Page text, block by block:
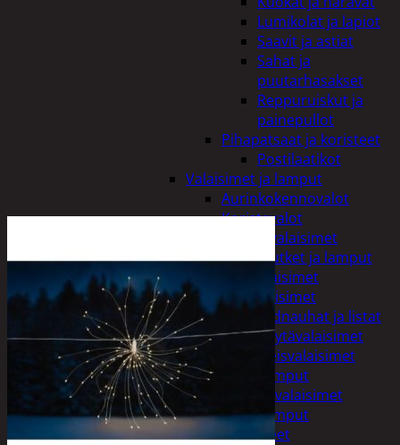
Lumikolat ja lapiot
Saavit ja astiat
Sahat ja
puutarhasakset
Reppuruiskut ja
painepullot
Pihapatsaat ja koristeet
Postilaatikot
Valaisimet ja lamput
Aurinkokennovalot
Koristevalot
Koristevalaisimet
Loisteputket ja lamput
Pihavalaisimet
Sisävalaisimet
Lednauhat ja listat
Pöytävalaisimet
Yleisvalaisimet
Taskulamput
Työmaavalaisimet
Taskulamput
Tarvikkeet